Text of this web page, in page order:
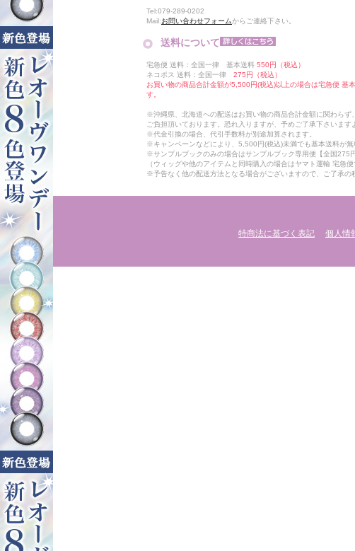
Tel:079-289-0202
Mail:お問い合わせフォームからご連絡下さい。
送料について
宅急便 送料：全国一律 基本送料 550円（税込）
ネコポス 送料：全国一律 275円（税込）
お買い物の商品合計金額が5,500円(税込)以上の場合は宅急便 基
す。
※沖縄県、北海道への配送はお買い物の商品合計金額に関わらず
ご負担頂いております。恐れ入りますが、予めご了承下さいます
※代金引換の場合、代引手数料が別途加算されます。
※キャンペーンなどにより、5,500円(税込)未満でも基本送料が無
※サンプルブックのみの場合はサンプルブック専用便【全国275
（ウィッグや他のアイテムと同時購入の場合はヤマト運輸 宅急便
※予告なく他の配送方法となる場合がございますので、ご了承の
特商法に基づく表記 個人情